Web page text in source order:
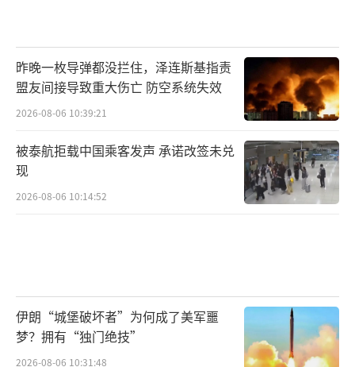
昨晚一枚导弹都没拦住，泽连斯基指责
盟友间接导致重大伤亡 防空系统失效
2026-08-06 10:39:21
被泰航拒载中国乘客发声 承诺改签未兑
现
2026-08-06 10:14:52
伊朗“城堡破坏者”为何成了美军噩
梦？拥有“独门绝技”
2026-08-06 10:31:48